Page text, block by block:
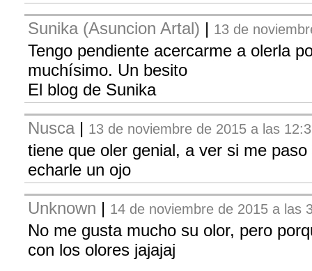
Sunika (Asuncion Artal) | 13 de
Tengo pendiente acercarme a olerla
muchísimo. Un besito
El blog de Sunika
Nusca | 13 de noviembre de 2015 a las
tiene que oler genial, a ver si me
echarle un ojo
Unknown | 14 de noviembre de 2015 a las
No me gusta mucho su olor, pero
con los olores jajajaj